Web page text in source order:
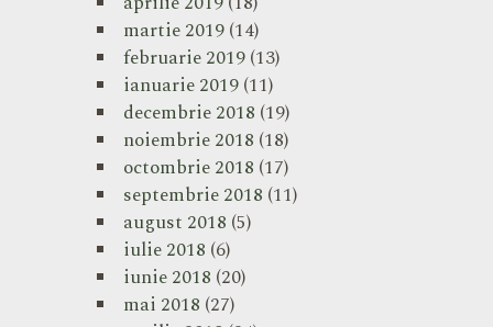
martie 2019(14)
februarie 2019(13)
ianuarie 2019(11)
decembrie 2018 (19)
noiembrie 2018 (18)
octombrie 2018 (17)
septembrie 2018 (11)
august 2018 (5)
iulie 2018 (6)
iunie 2018 (20)
mai 2018 (27)